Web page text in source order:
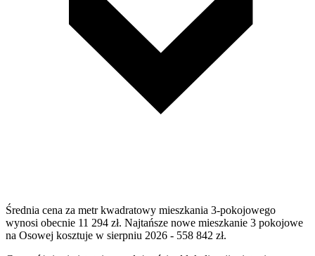
Średnia cena za metr kwadratowy mieszkania 3-pokojowego
wynosi obecnie 11 294 zł. Najtańsze nowe mieszkanie 3 pokojowe
na Osowej kosztuje w sierpniu 2026 - 558 842 zł.